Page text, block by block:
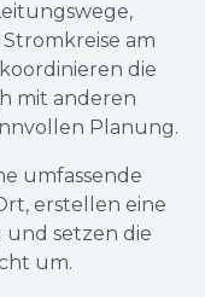
am
die
mit anderen
Planung.
umfassende
erstellen eine
und setzen die
um.